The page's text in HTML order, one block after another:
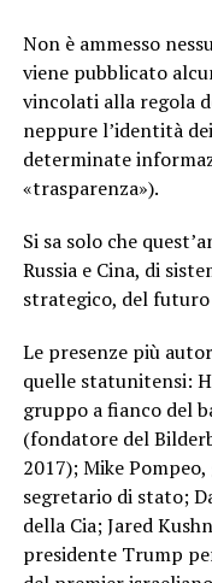
Non è ammesso
viene pubblicato
vincolati alla regola
neppure l’identità
determinate
«trasparenza»).
Si sa solo che
Russia e Cina, di
strategico, del
Le presenze più
quelle statunitensi:
gruppo a fianco del
(fondatore del
2017); Mike
segretario di stato;
della Cia; Jared
presidente Trump